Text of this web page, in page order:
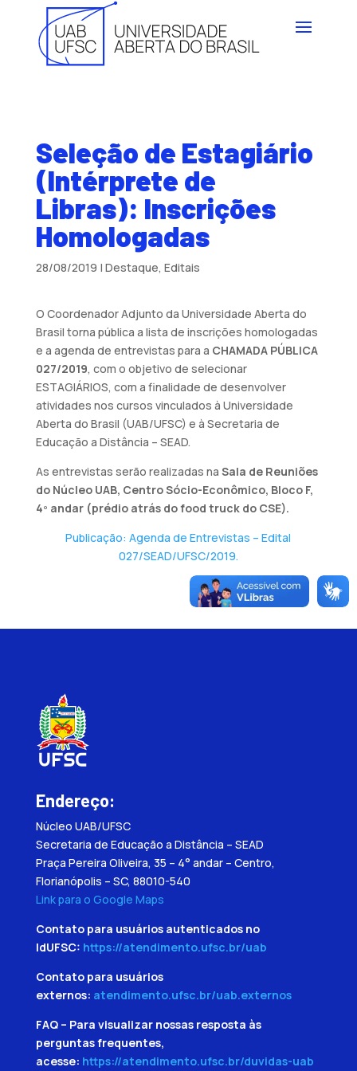
Seleção de Estagiário
(Intérprete de
Libras): Inscrições
Homologadas
28/08/2019 | Destaque, Editais
O Coordenador Adjunto da Universidade Aberta do
Brasil torna pública a lista de inscrições homologadas
e a agenda de entrevistas para a CHAMADA PÚBLICA
027/2019, com o objetivo de selecionar
ESTAGIÁRIOS, com a finalidade de desenvolver
atividades nos cursos vinculados à Universidade
Aberta do Brasil (UAB/UFSC) e à Secretaria de
Educação a Distância – SEAD.
As entrevistas serão realizadas na Sala de Reuniões
do Núcleo UAB, Centro Sócio-Econômico, Bloco F,
4º andar (prédio atrás do food truck do CSE).
Publicação: Agenda de Entrevistas – Edital
027/SEAD/UFSC/2019.
Endereço:
Núcleo UAB/UFSC
Secretaria de Educação a Distância – SEAD
Praça Pereira Oliveira, 35 – 4° andar – Centro,
Florianópolis – SC, 88010-540
Link para o Google Maps
Contato para usuários autenticados no
IdUFSC: https://atendimento.ufsc.br/uab
Contato para usuários
externos: atendimento.ufsc.br/uab.externos
FAQ – Para visualizar nossas resposta às
perguntas frequentes,
acesse: https://atendimento.ufsc.br/duvidas-uab